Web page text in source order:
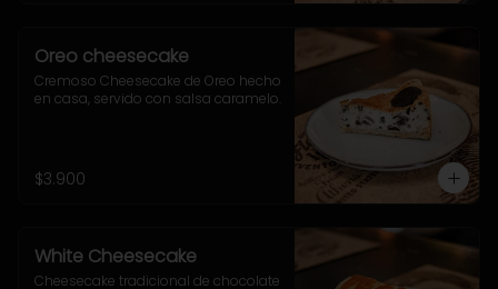
Oreo cheesecake
Cremoso Cheesecake de Oreo hecho
en casa, servido con salsa caramelo.
$3.900
White Cheesecake
Cheesecake tradicional de chocolate